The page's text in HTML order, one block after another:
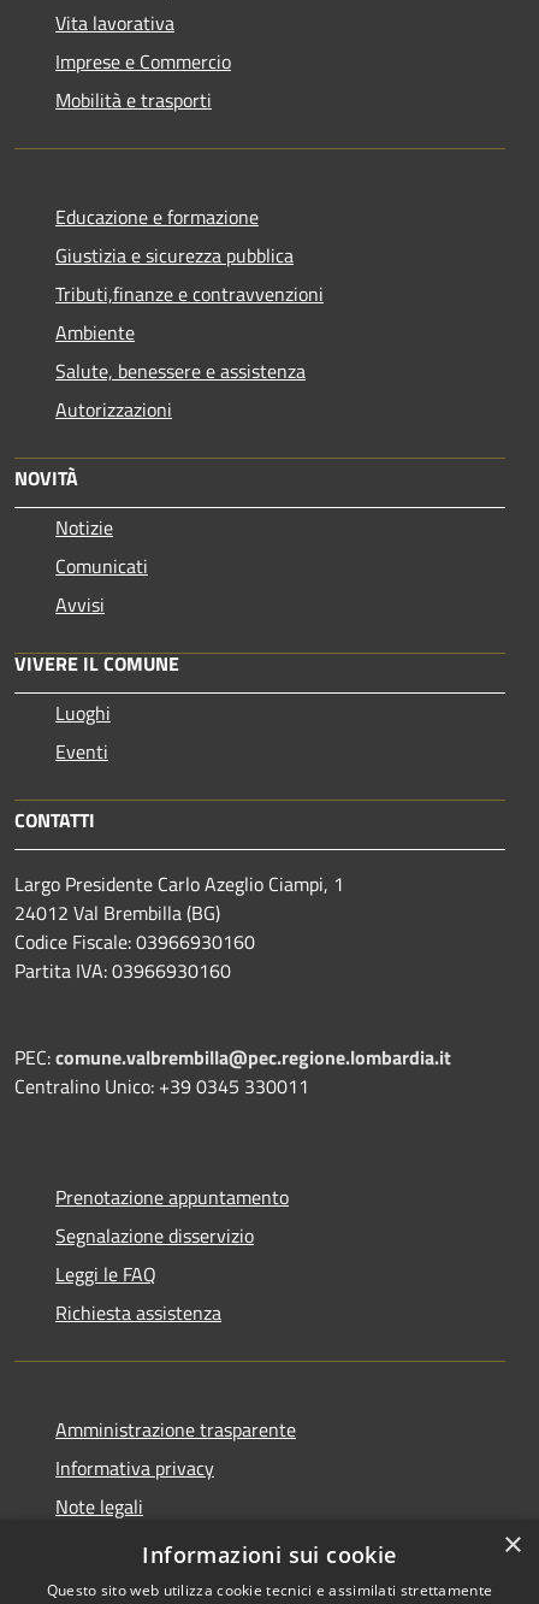
Vita lavorativa
Imprese e Commercio
Mobilità e trasporti
Educazione e formazione
Giustizia e sicurezza pubblica
Tributi,finanze e contravvenzioni
Ambiente
Salute, benessere e assistenza
Autorizzazioni
NOVITÀ
Notizie
Comunicati
Avvisi
VIVERE IL COMUNE
Luoghi
Eventi
CONTATTI
Largo Presidente Carlo Azeglio Ciampi, 1
24012 Val Brembilla (BG)
Codice Fiscale: 03966930160
Partita IVA: 03966930160
PEC:comune.valbrembilla@pec.regione.lombardia.it
Centralino Unico: +39 0345 330011
Prenotazione appuntamento
Segnalazione disservizio
Leggi le FAQ
Richiesta assistenza
Amministrazione trasparente
Informativa privacy
Note legali
Dichiarazione di accessibilità
×
Informazioni sui cookie
Questo sito web utilizza cookie tecnici e assimilati strettamente